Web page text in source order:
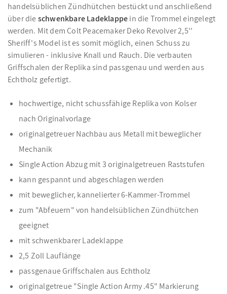
handelsüblichen Zündhütchen bestückt und anschließend
über dieschwenkbare Ladeklappein die Trommel eingelegt
werden. Mit dem Colt Peacemaker Deko Revolver 2,5''
Sheriff's Model ist es somit möglich, einen Schuss zu
simulieren - inklusive Knall und Rauch. Die verbauten
Griffschalen der Replika sind passgenau und werden aus
Echtholz gefertigt.
hochwertige, nicht schussfähige Replika von Kolser
nach Originalvorlage
originalgetreuer Nachbau aus Metall mit beweglicher
Mechanik
Single Action Abzug mit 3 originalgetreuen Raststufen
kann gespannt und abgeschlagen werden
mit beweglicher, kannelierter 6-Kammer-Trommel
zum "Abfeuern" von handelsüblichen Zündhütchen
geeignet
mit schwenkbarer Ladeklappe
2,5 Zoll Lauflänge
passgenaue Griffschalen aus Echtholz
originalgetreue "Single Action Army .45" Markierung